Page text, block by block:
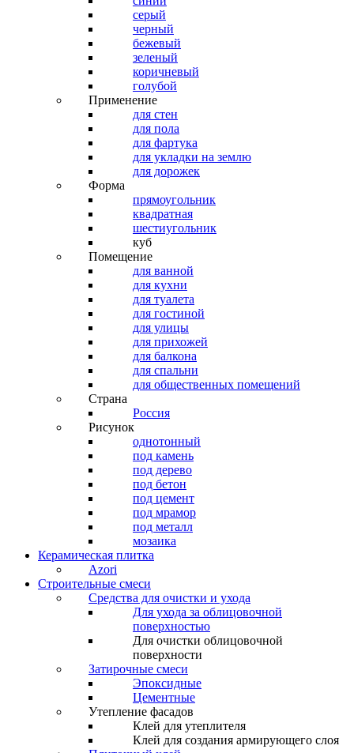
серый
черный
бежевый
зеленый
коричневый
голубой
Применение
для стен
для пола
для фартука
для укладки на землю
для дорожек
Форма
прямоугольник
квадратная
шестиугольник
куб
Помещение
для ванной
для кухни
для туалета
для гостиной
для улицы
для прихожей
для балкона
для спальни
для общественных помещений
Страна
Россия
Рисунок
однотонный
под камень
под дерево
под бетон
под цемент
под мрамор
под металл
мозаика
Керамическая плитка
Azori
Строительные смеси
Средства для очистки и ухода
Для ухода за облицовочной
поверхностью
Для очистки облицовочной
поверхности
Затирочные смеси
Эпоксидные
Цементные
Утепление фасадов
Клей для утеплителя
Клей для создания армирующего слоя